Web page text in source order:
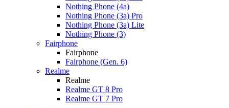
Nothing Phone (4a)
Nothing Phone (3a) Pro
Nothing Phone (3a) Lite
Nothing Phone (3)
Fairphone
Fairphone
Fairphone (Gen. 6)
Realme
Realme
Realme GT 8 Pro
Realme GT 7 Pro